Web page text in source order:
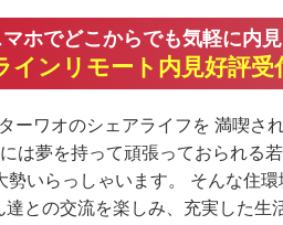
ホでどこからでも気軽に内
インリモート内見好評受
ーワオのシェアライフを 満喫さ
は夢を持って頑張っておられる
勢いらっしゃいます。 そんな住
との交流を楽しみ、充実した生